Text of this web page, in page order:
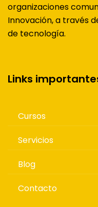
organizaciones
Innovación, a través
de tecnología.
Links
Cursos
Servicios
Blog
Contacto